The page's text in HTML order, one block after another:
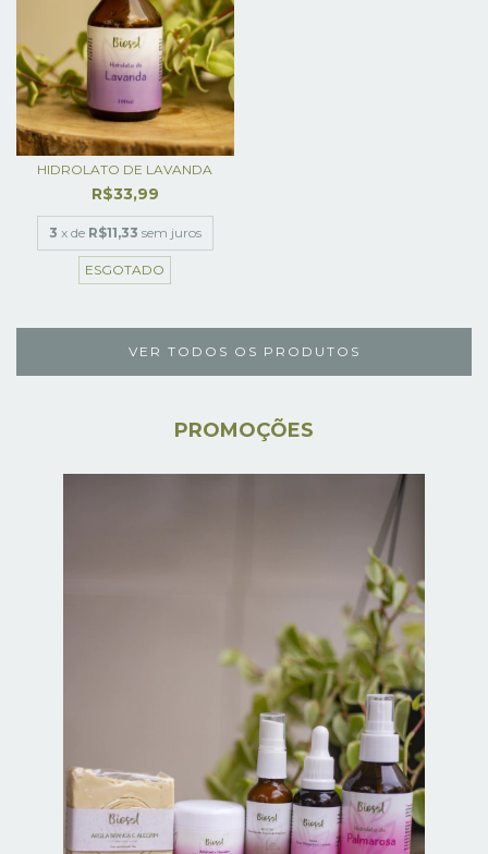
HIDROLATO DE LAVANDA
R$33,99
3 x de R$11,33 sem juros
ESGOTADO
VER TODOS OS PRODUTOS
PROMOÇÕES